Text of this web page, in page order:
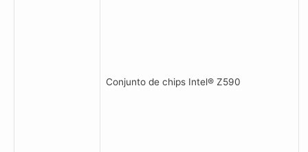
Conjunto de chips Intel® Z590